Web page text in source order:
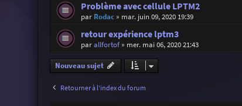
Problème avec cellule LPTM2
par Rodac» mar. juin 09, 2020 19:39
retour expérience lptm3
parallfortof» mer. mai 06, 2020 21:43
Nouveau sujet
Retourner à l’index du forum